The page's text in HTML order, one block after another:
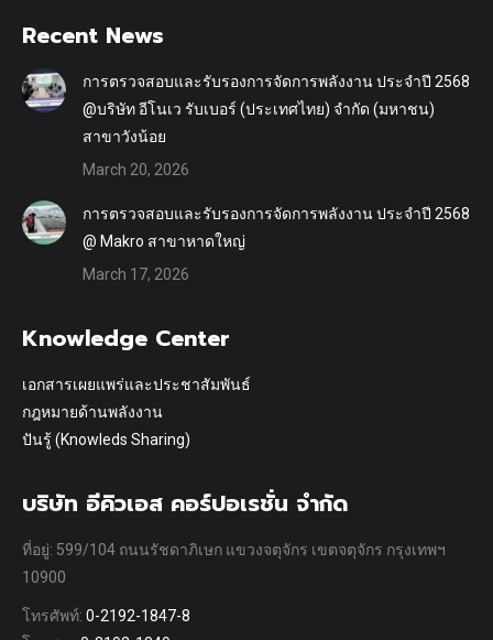
Recent News
การตรวจสอบและรับรองการจัดการพลังงาน ประจำปี 2568
@บริษัท อีโนเว รับเบอร์ (ประเทศไทย) จำกัด (มหาชน)
สาขาวังน้อย
March 20, 2026
การตรวจสอบและรับรองการจัดการพลังงาน ประจำปี 2568
@ Makro สาขาหาดใหญ่
March 17, 2026
Knowledge Center
เอกสารเผยแพร่และประชาสัมพันธ์
กฎหมายด้านพลังงาน
ปันรู้ (Knowleds Sharing)
บริษัท อีคิวเอส คอร์ปอเรชั่น จำกัด
ที่อยู่: 599/104 ถนนรัชดาภิเษก แขวงจตุจักร เขตจตุจักร กรุงเทพฯ
10900
โทรศัพท์: 0-2192-1847-8